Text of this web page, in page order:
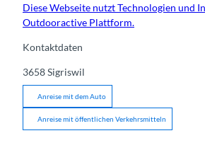
Diese Webseite nutzt Technologien und
Outdooractive Plattform.
Kontaktdaten
3658Sigriswil
Anreise mit dem Auto
Anreise mit öffentlichen Verkehrsmitteln